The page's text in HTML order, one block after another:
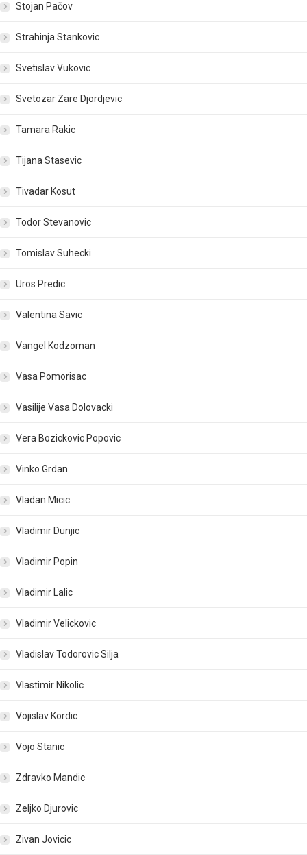
Stojan Pačov
Strahinja Stankovic
Svetislav Vukovic
Svetozar Zare Djordjevic
Tamara Rakic
Tijana Stasevic
Tivadar Kosut
Todor Stevanovic
Tomislav Suhecki
Uros Predic
Valentina Savic
Vangel Kodzoman
Vasa Pomorisac
Vasilije Vasa Dolovacki
Vera Bozickovic Popovic
Vinko Grdan
Vladan Micic
Vladimir Dunjic
Vladimir Popin
Vladimir Lalic
Vladimir Velickovic
Vladislav Todorovic Silja
Vlastimir Nikolic
Vojislav Kordic
Vojo Stanic
Zdravko Mandic
Zeljko Djurovic
Zivan Jovicic